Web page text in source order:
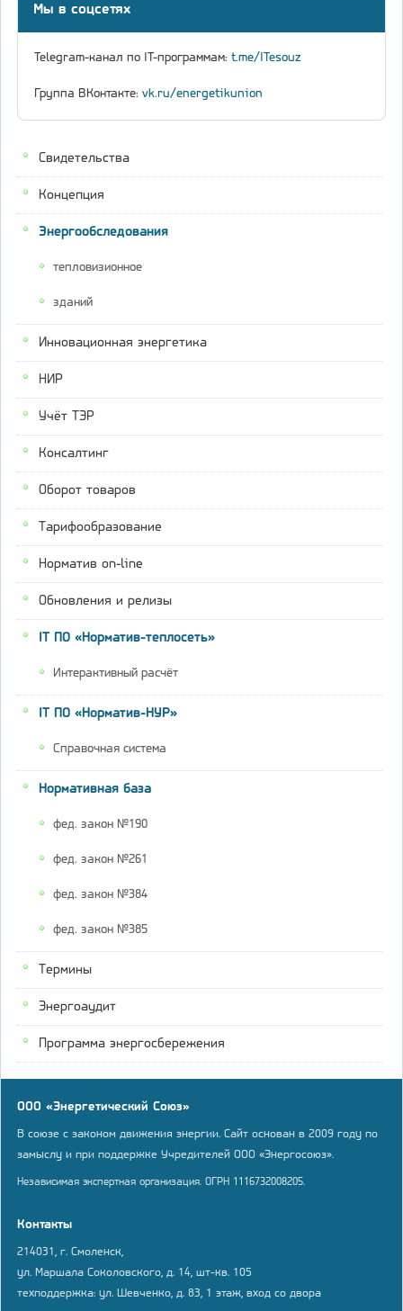
Свидетельства
Концепция
Энергообследования
тепловизионное
зданий
Инновационная энергетика
НИР
Учёт ТЭР
Консалтинг
Оборот товаров
Тарифообразование
Норматив on-line
Обновления и релизы
IT ПО «Норматив-теплосеть»
Интерактивный расчёт
IT ПО «Норматив-НУР»
Справочная система
Нормативная база
фед. закон №190
фед. закон №261
фед. закон №384
фед. закон №385
Термины
Энергоаудит
Программа энергосбережения
Мы в соцсетях
Telegram-канал по IT-программам: t.me/ITesouz
Группа ВКонтакте: vk.ru/energetikunion
ООО «Энергетический Союз»
В союзе с законом движения энергии. Сайт основан в 2009 году по
замыслу и при поддержке Учредителей ООО «Энергосоюз».
Независимая экспертная организация. ОГРН 1116732008205.
Контакты
214031, г. Смоленск,
ул. Маршала Соколовского, д. 14, шт-кв. 105
техподдержка: ул. Шевченко, д. 83, 1 этаж, вход со двора